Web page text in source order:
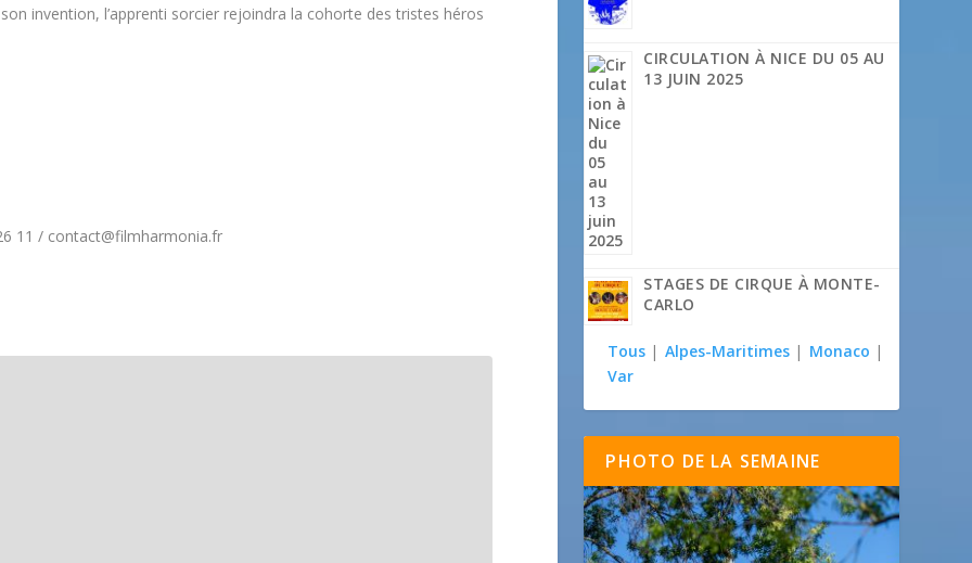
invention, l’apprenti sorcier rejoindra la cohorte des tristes héros
11 / contact@filmharmonia.fr
CIRCULATION À NICE DU 05 AU
13 JUIN 2025
STAGES DE CIRQUE À MONTE-
CARLO
Tous | Alpes-Maritimes | Monaco |
Var
PHOTO DE LA SEMAINE